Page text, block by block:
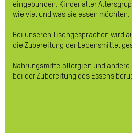
eingebunden. Kinder aller
wie viel und was sie essen möchten.
Bei unseren Tischgesprächen wird
die Zubereitung der Lebensmittel
Nahrungsmittelallergien und
bei der Zubereitung des Essens